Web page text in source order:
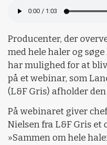
Producenter, der
med hele haler og
har mulighed for at
på et webinar, som
(L&F Gris) afholder den
På webinaret giver
Nielsen fra L&F Gris
»Sammen om hele